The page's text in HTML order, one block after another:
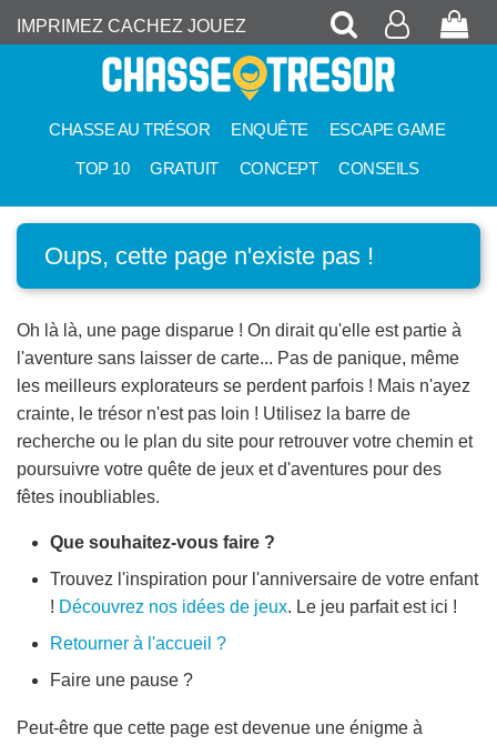
IMPRIMEZ CACHEZ JOUEZ Recherche
Mon
CHASSE AU TRÉSOR ENQUÊTE ESCAPE GAME
TOP 10 GRATUIT CONCEPT CONSEILS
Oups, cette page n'existe pas !
Oh là là, une page disparue ! On dirait qu'elle est partie à
l'aventure sans laisser de carte... Pas de panique, même
les meilleurs explorateurs se perdent parfois ! Mais n'ayez
crainte, le trésor n'est pas loin ! Utilisez la barre de
recherche ou le plan du site pour retrouver votre chemin et
poursuivre votre quête de jeux et d'aventures pour des
fêtes inoubliables.
Que souhaitez-vous faire ?
Trouvez l'inspiration pour l'anniversaire de votre enfant
! Découvrez nos idées de jeux. Le jeu parfait est ici !
Retourner à l'accueil ?
Faire une pause ?
Peut-être que cette page est devenue une énigme à